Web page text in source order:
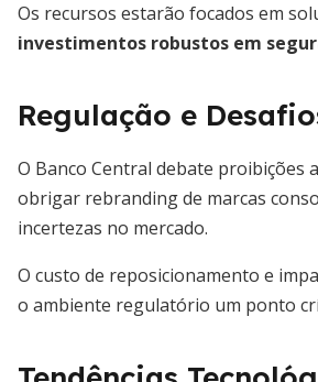
Os recursos estarão focados em
investimentos robustos em
Regulação e
O Banco Central debate proibições
obrigar rebranding de marcas
incertezas no mercado.
O custo de reposicionamento e
o ambiente regulatório um ponto